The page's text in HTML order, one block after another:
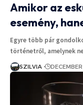
Amikor az
esemény,
Egyre több pár
történetről, amelynek
SZILVIA